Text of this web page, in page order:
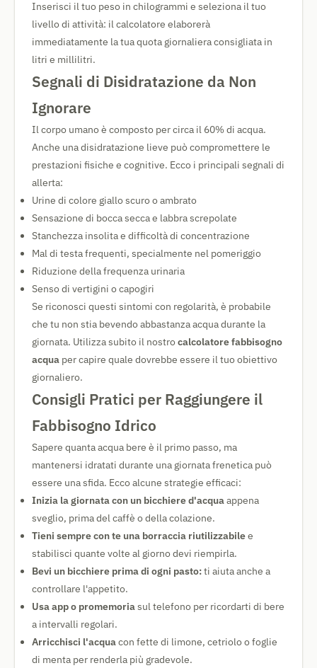
Inserisci il tuo peso in chilogrammi e seleziona il tuo
livello di attività: il calcolatore elaborerà
immediatamente la tua quota giornaliera consigliata in
litri e millilitri.
Segnali di Disidratazione da Non
Ignorare
Il corpo umano è composto per circa il 60% di acqua.
Anche una disidratazione lieve può compromettere le
prestazioni fisiche e cognitive. Ecco i principali segnali di
allerta:
Urine di colore giallo scuro o ambrato
Sensazione di bocca secca e labbra screpolate
Stanchezza insolita e difficoltà di concentrazione
Mal di testa frequenti, specialmente nel pomeriggio
Riduzione della frequenza urinaria
Senso di vertigini o capogiri
Se riconosci questi sintomi con regolarità, è probabile
che tu non stia bevendo abbastanza acqua durante la
giornata. Utilizza subito il nostrocalcolatore fabbisogno
acqua per capire quale dovrebbe essere il tuo obiettivo
giornaliero.
Consigli Pratici per Raggiungere il
Fabbisogno Idrico
Sapere quanta acqua bere è il primo passo, ma
mantenersi idratati durante una giornata frenetica può
essere una sfida. Ecco alcune strategie efficaci:
Inizia la giornata con un bicchiere d'acquaappena
sveglio, prima del caffè o della colazione.
Tieni sempre con te una borraccia riutilizzabilee
stabilisci quante volte al giorno devi riempirla.
Bevi un bicchiere prima di ogni pasto:ti aiuta anche a
controllare l'appetito.
Usa app o promemoriasul telefono per ricordarti di bere
a intervalli regolari.
Arricchisci l'acquacon fette di limone, cetriolo o foglie
di menta per renderla più gradevole.